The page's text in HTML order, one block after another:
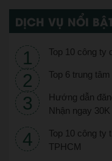
DỊCH VỤ NỔI
Top 10 công ty
Top 6 trung
Hướng dẫn
Nhận ngay
Top 10 công ty
TPHCM